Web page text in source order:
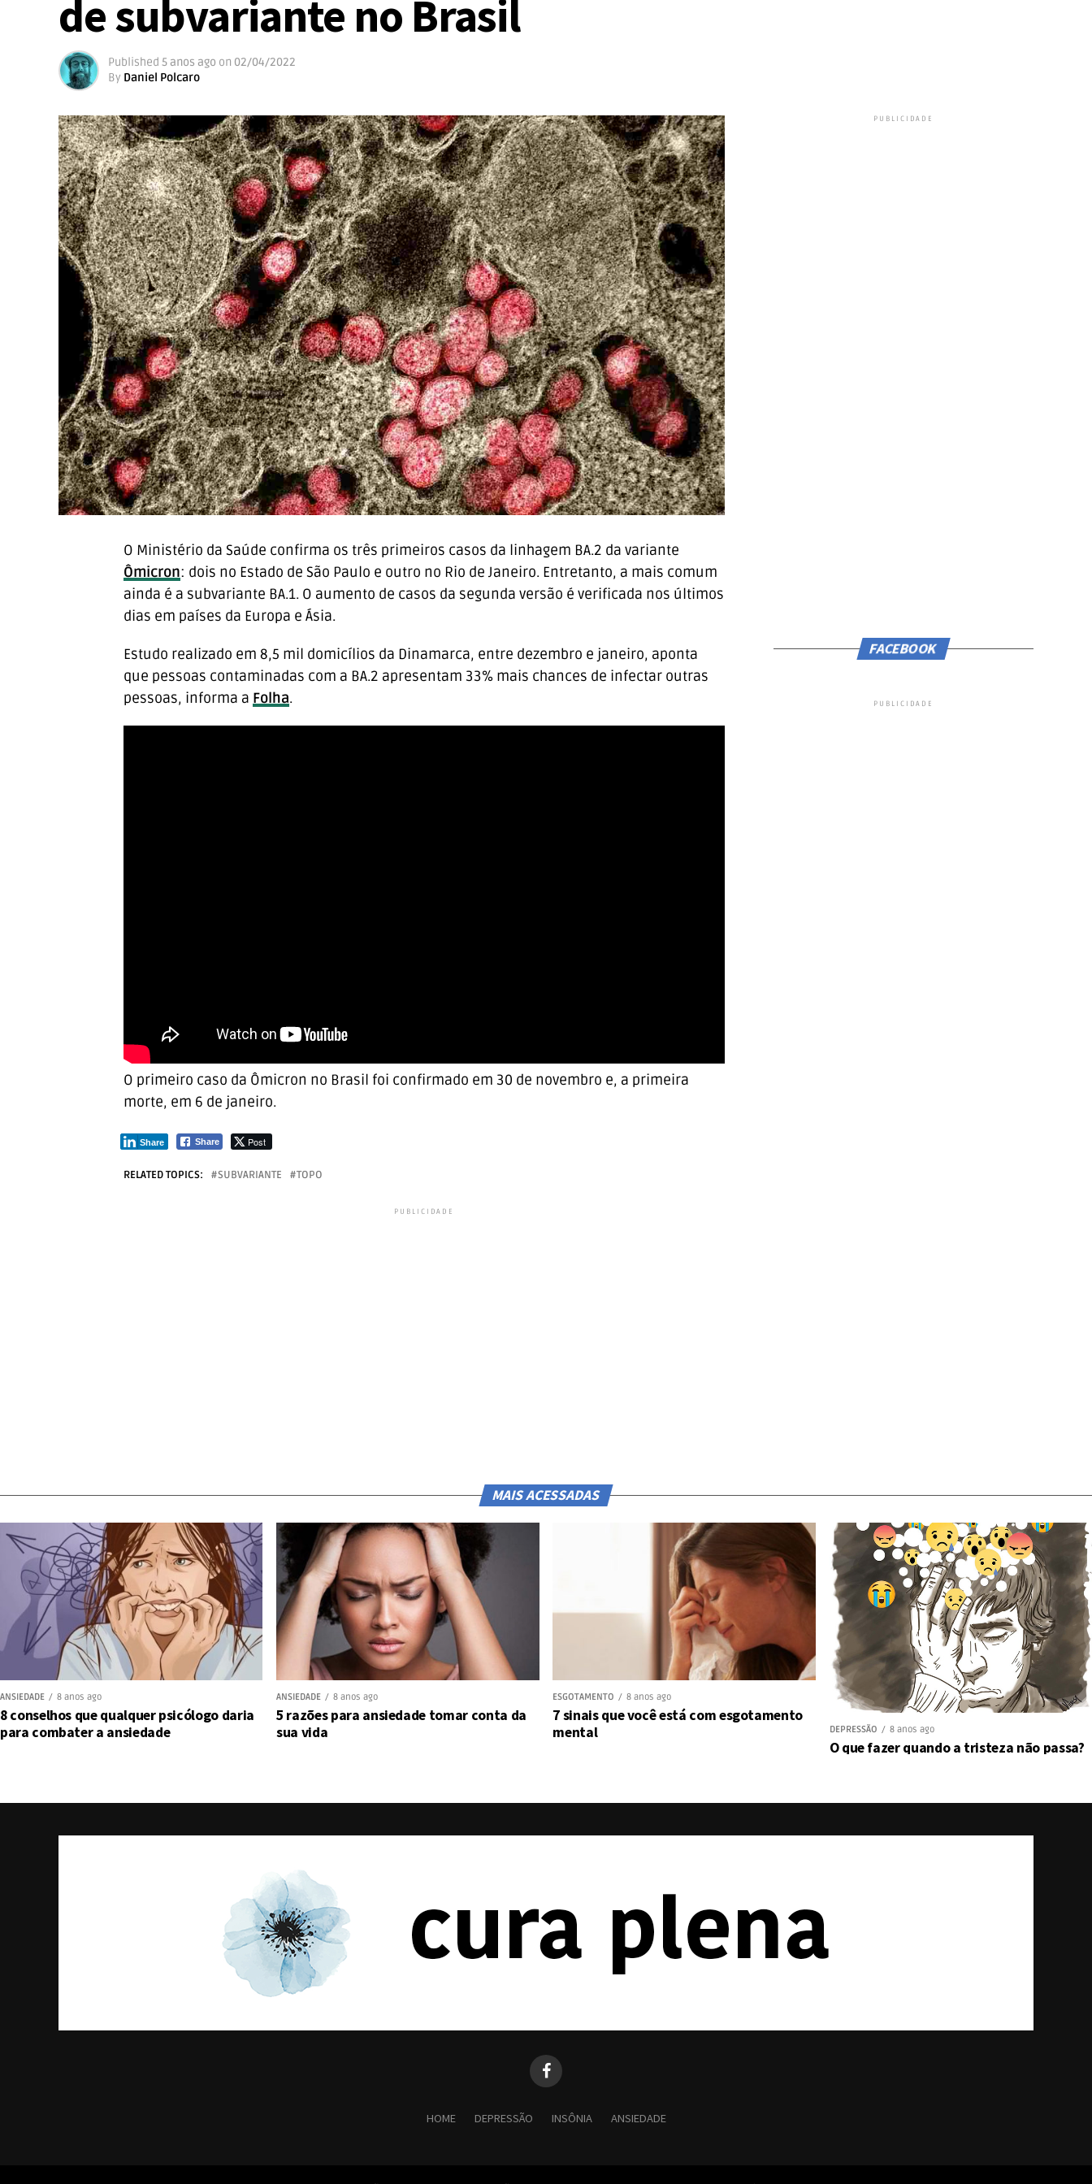
de subvariante no Brasil
Published 5 anos ago on 02/04/2022
By Daniel Polcaro
O Ministério da Saúde confirma os três primeiros casos da linhagem BA.2 da variante
Ômicron: dois no Estado de São Paulo e outro no Rio de Janeiro. Entretanto, a mais comum
ainda é a subvariante BA.1. O aumento de casos da segunda versão é verificada nos últimos
dias em países da Europa e Ásia.
Estudo realizado em 8,5 mil domicílios da Dinamarca, entre dezembro e janeiro, aponta
que pessoas contaminadas com a BA.2 apresentam 33% mais chances de infectar outras
pessoas, informa a Folha.
O primeiro caso da Ômicron no Brasil foi confirmado em 30 de novembro e, a primeira
morte, em 6 de janeiro.
Share Post
Share
RELATED TOPICS: SUBVARIANTE TOPO
PUBLICIDADE
PUBLICIDADE
FACEBOOK
PUBLICIDADE
MAIS ACESSADAS
ANSIEDADE 8 anos ago
8 conselhos que qualquer psicólogo daria
para combater a ansiedade
ANSIEDADE 8 anos ago
5 razões para ansiedade tomar conta da
sua vida
ESGOTAMENTO 8 anos ago
7 sinais que você está com esgotamento
mental
DEPRESSÃO 8 anos ago
O que fazer quando a tristeza não passa?
HOME DEPRESSÃO INSÔNIA ANSIEDADE